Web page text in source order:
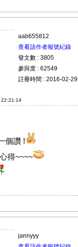
aab655812
查看該作者報號紀錄
發文數 : 3805
參與度 : 62549
註冊時間 : 2016-02-29
22:21:14
個讚 !
得~~~~
jannyyy